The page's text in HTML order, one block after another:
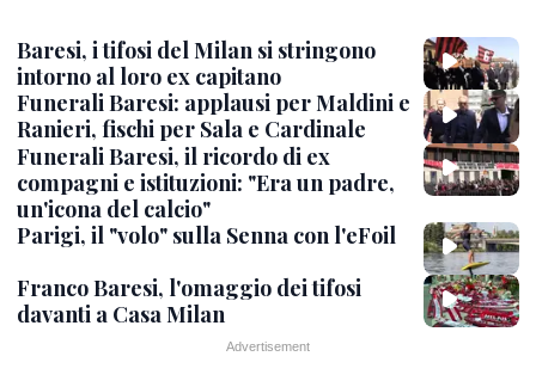
Baresi, i tifosi del Milan si stringono
intorno al loro ex capitano
Funerali Baresi: applausi per Maldini e
Ranieri, fischi per Sala e Cardinale
Funerali Baresi, il ricordo di ex
compagni e istituzioni: "Era un padre,
un'icona del calcio"
Parigi, il "volo" sulla Senna con l'eFoil
Franco Baresi, l'omaggio dei tifosi
davanti a Casa Milan